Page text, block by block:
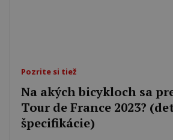
Pozrite si tiež
Na akých bicykloch sa
Tour de France 2023?
špecifikácie)